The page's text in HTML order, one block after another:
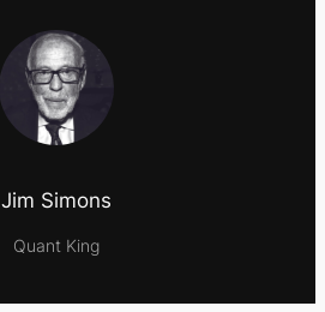
Jim Simons
Quant King